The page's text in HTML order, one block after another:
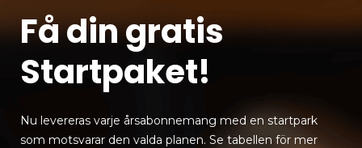
Få din gratis
Startpaket!
Nu levereras varje årsabonnemang med en startpark
som motsvarar den valda planen. Se tabellen för mer